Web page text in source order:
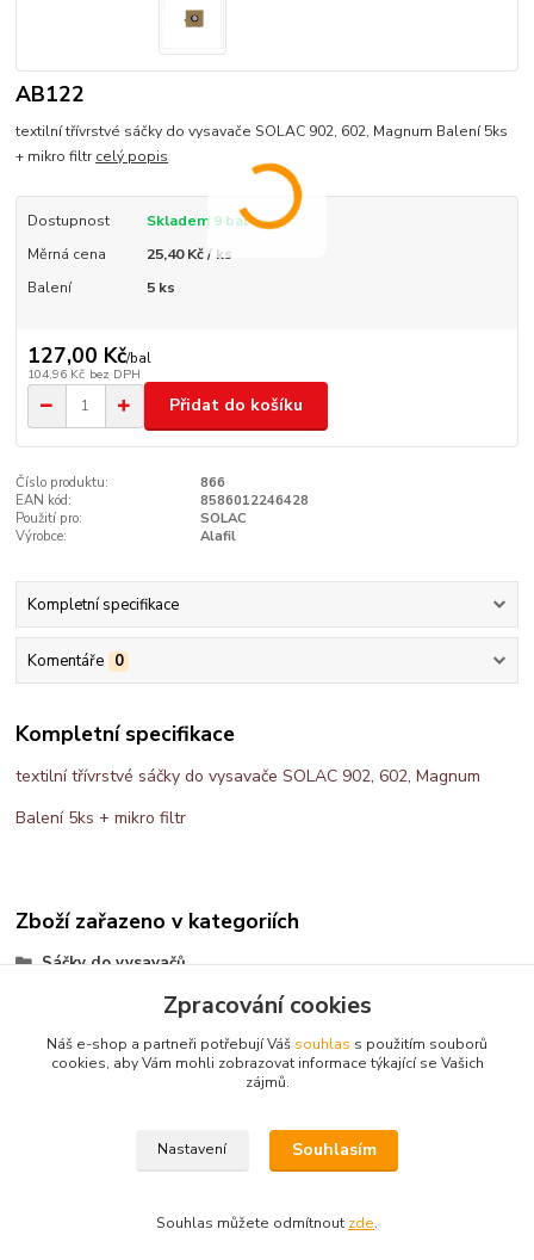
AB122
textilní třívrstvé sáčky do vysavače SOLAC 902, 602, Magnum Balení 5ks
+ mikro filtrcelý popis
Dostupnost
Skladem 9 bal
Měrná cena
25,40 Kč / ks
Balení
5 ks
127,00 Kč/bal
104,96 Kč bez DPH
Přidat do košíku
Číslo produktu:
866
EAN kód:
8586012246428
Použití pro:
SOLAC
Výrobce:
Alafil
Kompletní specifikace
Komentáře 0
Kompletní specifikace
textilní třívrstvé sáčky do vysavače SOLAC 902, 602, Magnum
Balení 5ks + mikro filtr
Zboží zařazeno v kategoriích
Sáčky do vysavačů
Zpracování cookies
Náš e-shop a partneři potřebují Váš souhlas s použitím souborů
cookies, aby Vám mohli zobrazovat informace týkající se Vašich
zájmů.
Nastavení Souhlasím
Souhlas můžete odmítnout zde.